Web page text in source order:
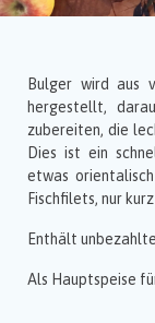
Bulger wird aus
hergestellt,
zubereiten, die
Dies ist ein
etwas
Fischfilets, nur
Enthält
Als Hauptspeise